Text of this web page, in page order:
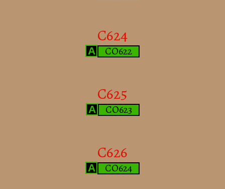
C624
A CO622
C625
A CO623
C626
A CO624